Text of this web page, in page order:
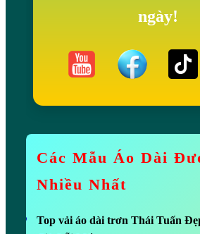
ngày!
Các Mẫu Áo Dài
Nhiều Nhất
Top vải áo dài trơn Thái Tuấn